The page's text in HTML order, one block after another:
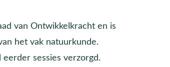
van Ontwikkelkracht en is
het vak natuurkunde.
sessies verzorgd.